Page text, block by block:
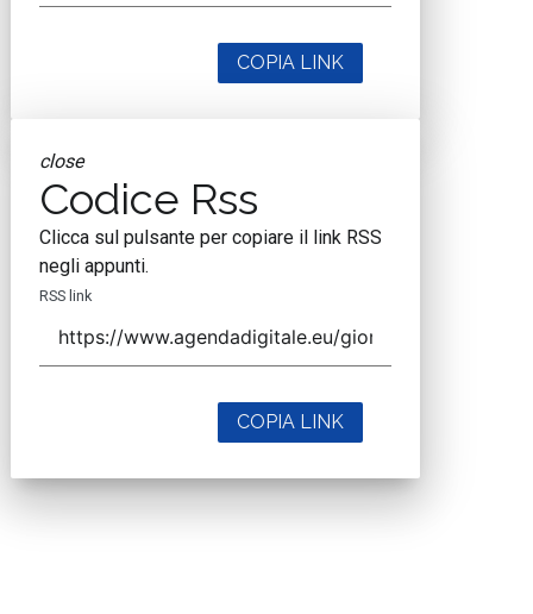
COPIA LINK
close
Codice Rss
Clicca sul pulsante per copiare il link RSS
negli appunti.
RSS link
COPIA LINK